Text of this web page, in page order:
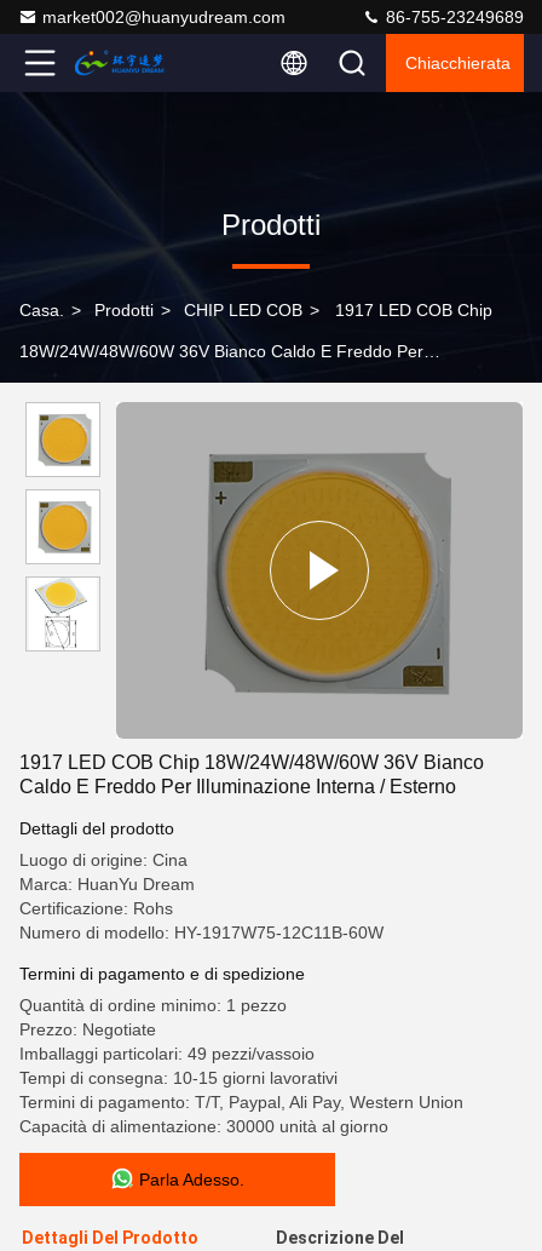
market002@huanyudream.com 86-755-23249689
Chiacchierata
Prodotti
Casa. > Prodotti > CHIP LED COB > 1917 LED COB Chip
18W/24W/48W/60W 36V Bianco Caldo E Freddo Per
1917 LED COB Chip 18W/24W/48W/60W 36V Bianco
Caldo E Freddo Per Illuminazione Interna / Esterno
Dettagli del prodotto
Luogo di origine: Cina
Marca: HuanYu Dream
Certificazione: Rohs
Numero di modello: HY-1917W75-12C11B-60W
Termini di pagamento e di spedizione
Quantità di ordine minimo: 1 pezzo
Prezzo: Negotiate
Imballaggi particolari: 49 pezzi/vassoio
Tempi di consegna: 10-15 giorni lavorativi
Termini di pagamento: T/T, Paypal, Ali Pay, Western Union
Capacità di alimentazione: 30000 unità al giorno
Parla Adesso.
Dettagli Del Prodotto
Descrizione Del